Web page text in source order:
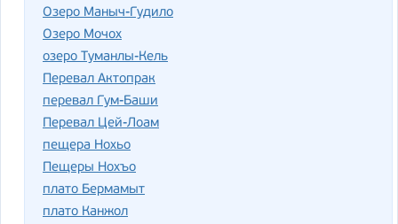
Озеро Маныч-Гудило
Озеро Мочох
озеро Туманлы-Кель
Перевал Актопрак
перевал Гум-Баши
Перевал Цей-Лоам
пещера Нохьо
Пещеры Нохъо
плато Бермамыт
плато Канжол